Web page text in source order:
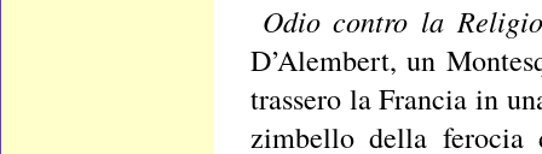
Odio contro la
D’Alembert, un
trassero la Francia in
zimbello della ferocia